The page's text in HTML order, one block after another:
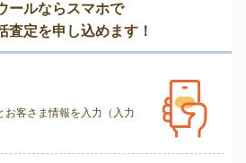
ールならスマホで
査定を申し込めます！
お客さま情報を入力（入力